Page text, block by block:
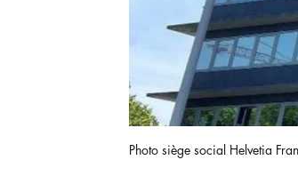
Photo siège social Helvetia